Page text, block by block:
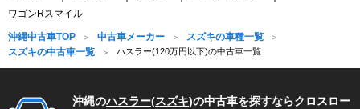
ワゴンRスマイル
沖縄中古車TOP 中古車メーカー
スズキの車種一覧
スズキの中古車一覧
ハスラー(120万円以下)の中古車一覧
沖縄のハスラー(スズキ)の中古車を探すならクロスロー